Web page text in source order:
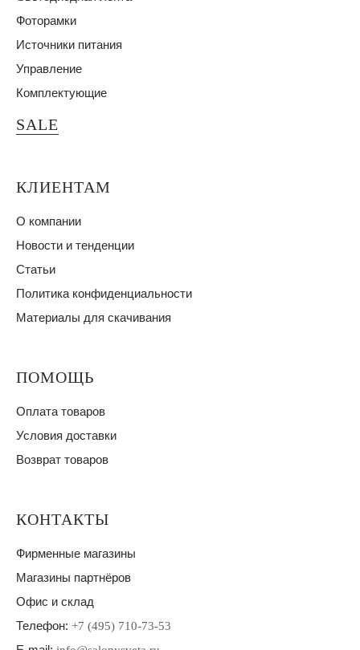
Фоторамки
Источники питания
Управление
Комплектующие
SALE
КЛИЕНТАМ
О компании
Новости и тенденции
Статьи
Политика конфиденциальности
Материалы для скачивания
ПОМОЩЬ
Оплата товаров
Условия доставки
Возврат товаров
КОНТАКТЫ
Фирменные магазины
Магазины партнёров
Офис и склад
Телефон: +7 (495) 710-73-53